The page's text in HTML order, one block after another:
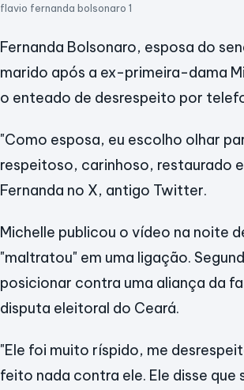
flavio fernanda bolsonaro 1
Fernanda Bolsonaro, esposa do
marido após a ex-primeira-dama
o enteado de desrespeito por
"Como esposa, eu escolho olhar
respeitoso, carinhoso, restaurado
Fernanda no X, antigo Twitter.
Michelle publicou o vídeo na noite
"maltratou" em uma ligação.
posicionar contra uma aliança da
disputa eleitoral do Ceará.
"Ele foi muito ríspido, me
feito nada contra ele. Ele disse